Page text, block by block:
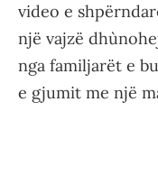
video e
një vajzë
nga familjarët e
e gjumit me një